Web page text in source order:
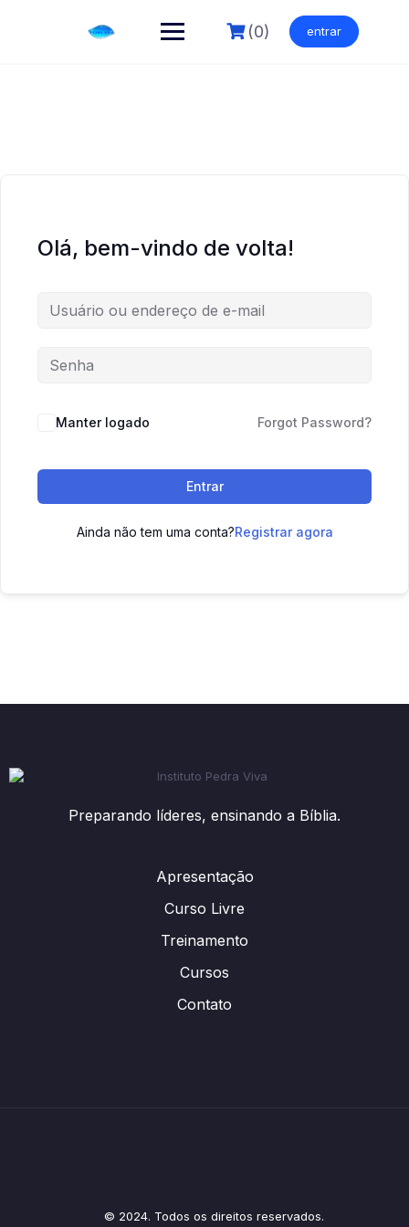
(0) entrar
Olá, bem-vindo de volta!
Manter logado Forgot Password?
Entrar
Ainda não tem uma conta?Registrar agora
Preparando líderes, ensinando a Bíblia.
Apresentação
Curso Livre
Treinamento
Cursos
Contato
© 2024. Todos os direitos reservados.